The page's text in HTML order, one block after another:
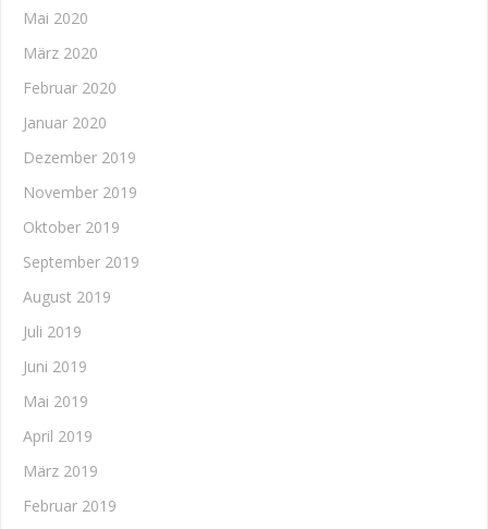
Mai 2020
März 2020
Februar 2020
Januar 2020
Dezember 2019
November 2019
Oktober 2019
September 2019
August 2019
Juli 2019
Juni 2019
Mai 2019
April 2019
März 2019
Februar 2019